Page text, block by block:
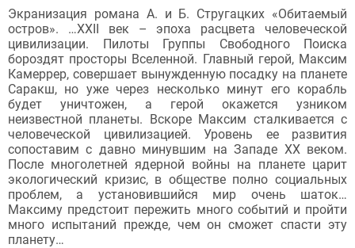
Экранизация романа А. и Б. Стругацких «Обитаемый
остров». …ХХII век – эпоха расцвета человеческой
цивилизации. Пилоты Группы Свободного Поиска
бороздят просторы Вселенной. Главный герой, Максим
Камеррер, совершает вынужденную посадку на планете
Саракш, но уже через несколько минут его корабль
будет уничтожен, а герой окажется узником
неизвестной планеты. Вскоре Максим сталкивается с
человеческой цивилизацией. Уровень ее развития
сопоставим с давно минувшим на Западе ХХ веком.
После многолетней ядерной войны на планете царит
экологический кризис, в обществе полно социальных
проблем, а установившийся мир очень шаток…
Максиму предстоит пережить много событий и пройти
много испытаний прежде, чем он сможет спасти эту
планету…